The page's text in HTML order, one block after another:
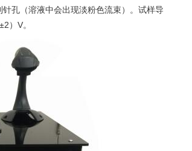
孔（溶液中会出现淡粉色流束）。试样导
）V。